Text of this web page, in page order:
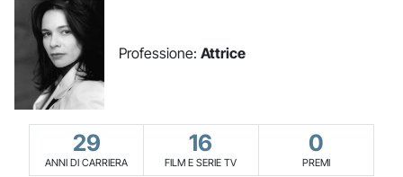
Professione: Attrice
29
ANNI DI CARRIERA
16
FILM E SERIE TV
0
PREMI